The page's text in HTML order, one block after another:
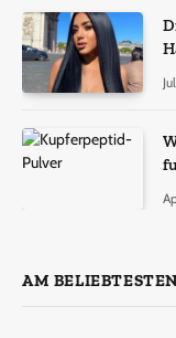
AM BELIEBTESTEN